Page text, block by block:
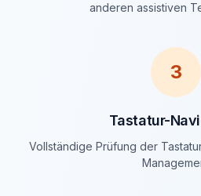
anderen assistiven
3
Tastatur-
Vollständige Prüfung der